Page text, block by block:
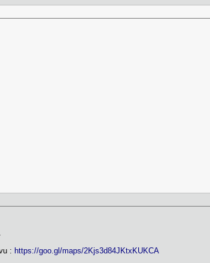
: https://goo.gl/maps/2Kjs3d84JKtxKUKCA